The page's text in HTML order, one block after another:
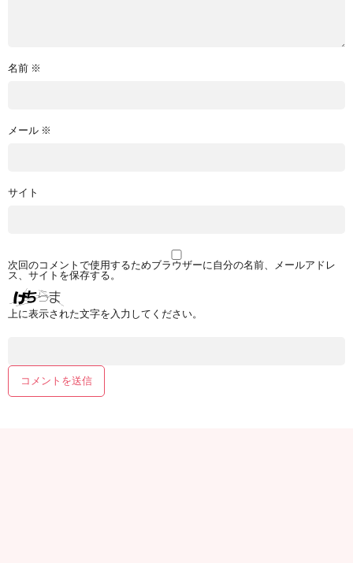
名前 ※
メール ※
サイト
次回のコメントで使用するためブラウザーに自分の名前、メールアドレ
ス、サイトを保存する。
上に表示された文字を入力してください。